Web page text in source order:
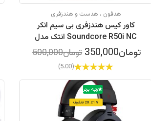
هدفون ، هدست و هندزفری
کاور کیس هندزفری بی سیم انکر
Soundcore R50i NC انتک مدل
سیلیکونی
تومان350,000 تومان500,000
(5.00)
رتبه برتر
20.21% تخفیف